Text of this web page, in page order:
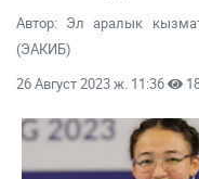
Автор: Эл аралык
(ЭАКИБ)
26 Август 2023 ж. 11:36